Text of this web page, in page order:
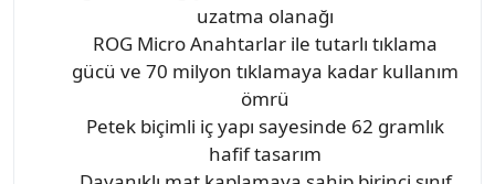
uzatma olanağı
ROG Micro Anahtarlar ile tutarlı tıklama
gücü ve 70 milyon tıklamaya kadar kullanım
ömrü
Petek biçimli iç yapı sayesinde 62 gramlık
hafif tasarım